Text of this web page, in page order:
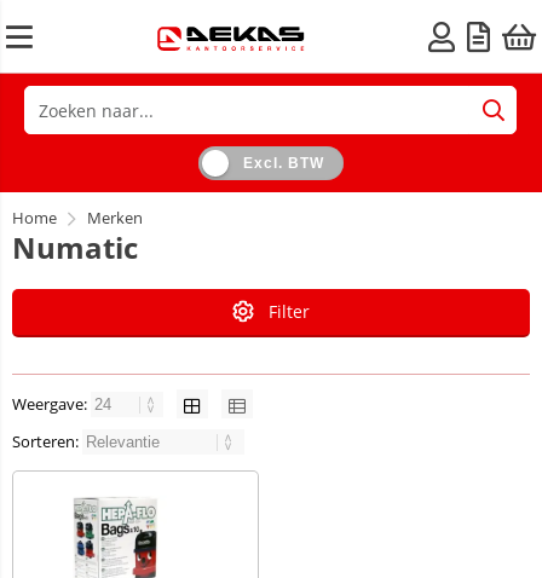
Excl. BTW
Home Merken
Numatic
Filter
Weergave:
Sorteren: